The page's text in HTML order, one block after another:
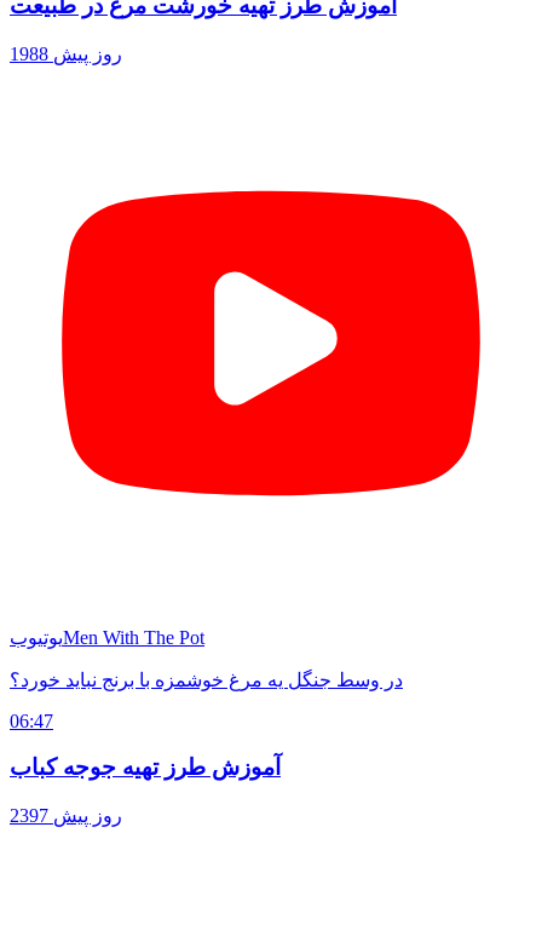
آموزش طرز تهیه خورشت مرغ در طبیعت
1988 روز پیش
یوتیوبMen With The Pot
در وسط جنگل یه مرغ خوشمزه با برنج نباید خورد؟
06:47
آموزش طرز تهیه جوجه کباب
2397 روز پیش